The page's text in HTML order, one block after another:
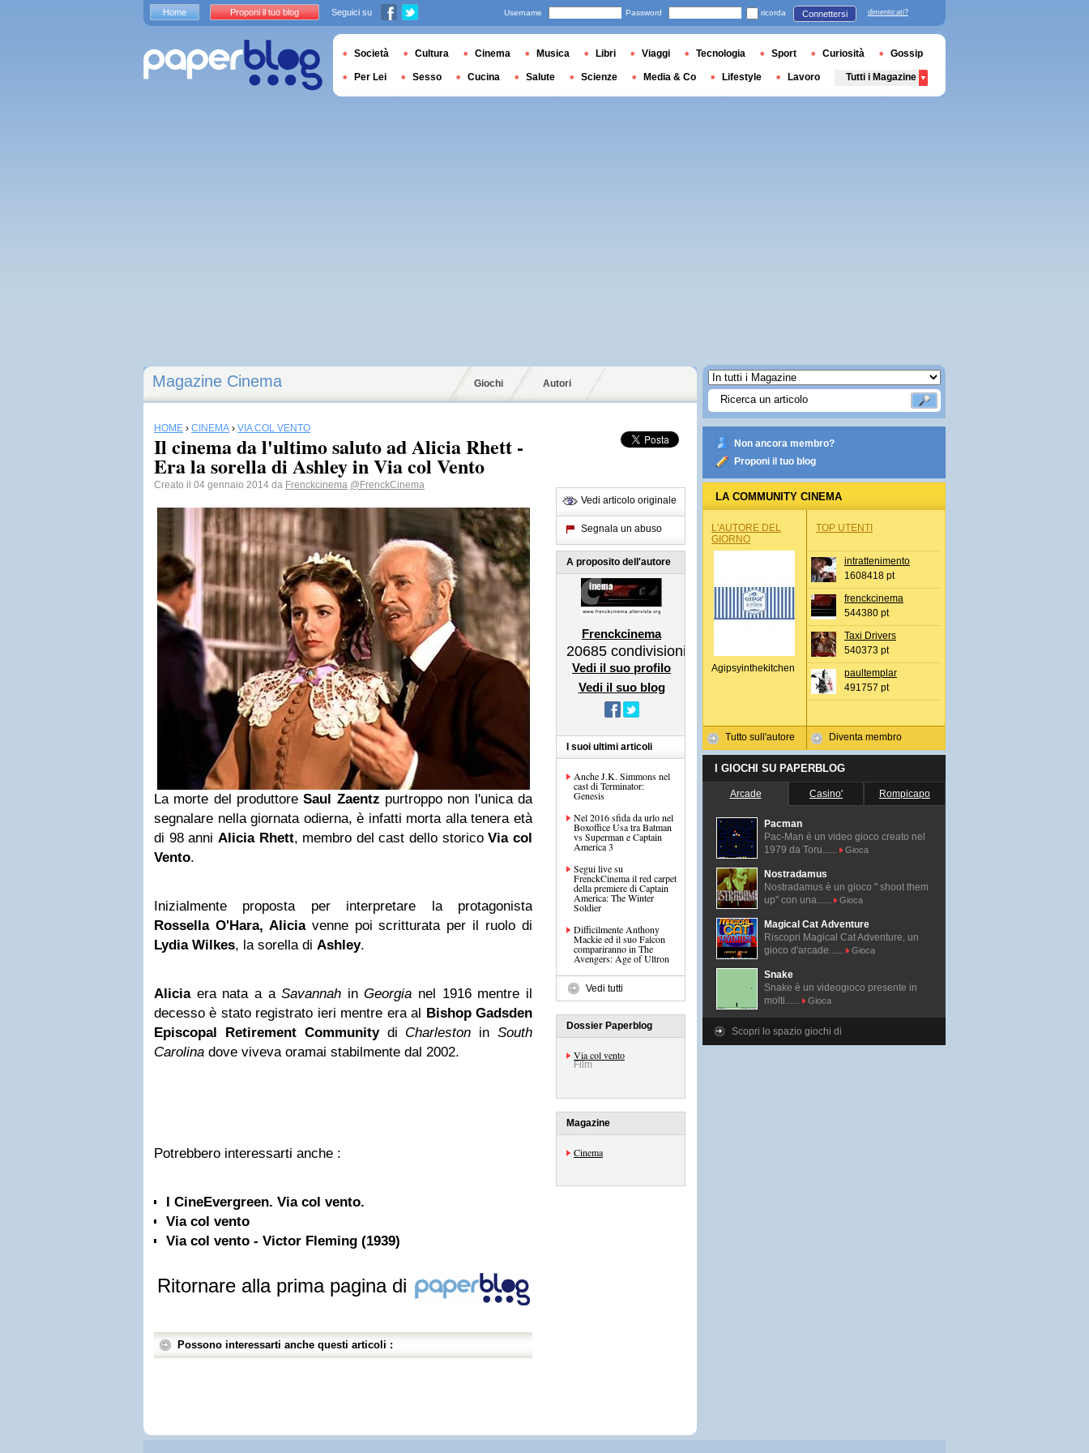
Magazine Cinema Giochi Autori
HOME › CINEMA › VIA COL VENTO
Il cinema da l'ultimo saluto ad Alicia Rhett -
Era la sorella di Ashley in Via col Vento
Creato il 04 gennaio 2014 da Frenckcinema @FrenckCinema
La morte del produttoreSaul Zaentz purtroppo non l'unica da
segnalare nella giornata odierna, è infatti morta alla tenera età
di 98 anni Alicia Rhett, membro del cast dello storicoVia col
Vento.
Inizialmente proposta per interpretare la protagonista
Rossella O'Hara, Aliciavenne poi scritturata per il ruolo di
Lydia Wilkes, la sorella di Ashley.
Alicia era nata a aSavannah inGeorgia nel 1916 mentre il
decesso è stato registrato ieri mentre era al Bishop Gadsden
Episcopal Retirement Communitydi Charleston inSouth
Carolina dove viveva oramai stabilmente dal 2002.
Potrebbero interessarti anche :
I CineEvergreen. Via col vento.
Via col vento
Via col vento - Victor Fleming (1939)
Ritornare alla prima pagina di
Possono interessarti anche questi articoli :
Vedi articolo originale
Segnala un abuso
A proposito dell'autore
Frenckcinema
20685 condivisioni
Vedi il suo profilo
Vedi il suo blog
I suoi ultimi articoli
Anche J.K. Simmons nel
cast di Terminator:
Genesis
Nel 2016 sfida da urlo nel
Boxoffice Usa tra Batman
vs Superman e Captain
America 3
Segui live su
FrenckCinema il red carpet
della premiere di Captain
America: The Winter
Soldier
Difficilmente Anthony
Mackie ed il suo Falcon
compariranno in The
Avengers: Age of Ultron
Vedi tutti
Dossier Paperblog
Via col vento
Film
Magazine
Cinema
Non ancora membro?
Proponi il tuo blog
LA COMMUNITY CINEMA
L'AUTORE DEL
GIORNO
Agipsyinthekitchen
Tutto sull'autore
TOP UTENTI
intrattenimento
1608418 pt
frenckcinema
544380 pt
Taxi Drivers
540373 pt
paultemplar
491757 pt
Diventa membro
I GIOCHI SU PAPERBLOG
Arcade Casino' Rompicapo
Pacman
Pac-Man é un video gioco creato nel
1979 da Toru......
Gioca
Nostradamus
Nostradamus è un gioco " shoot them
up" con una......
Gioca
Magical Cat Adventure
Riscopri Magical Cat Adventure, un
gioco d'arcade......
Gioca
Snake
Snake è un videogioco presente in
molti......
Gioca
Scopri lo spazio giochi di
Home Proponi il tuo blog Seguici su Username Password ricorda Connettersi dimenticati?
Società Cultura Cinema Musica Libri Viaggi Tecnologia Sport Curiosità Gossip
Per Lei Sesso Cucina Salute Scienze Media & Co Lifestyle Lavoro Tutti i Magazine